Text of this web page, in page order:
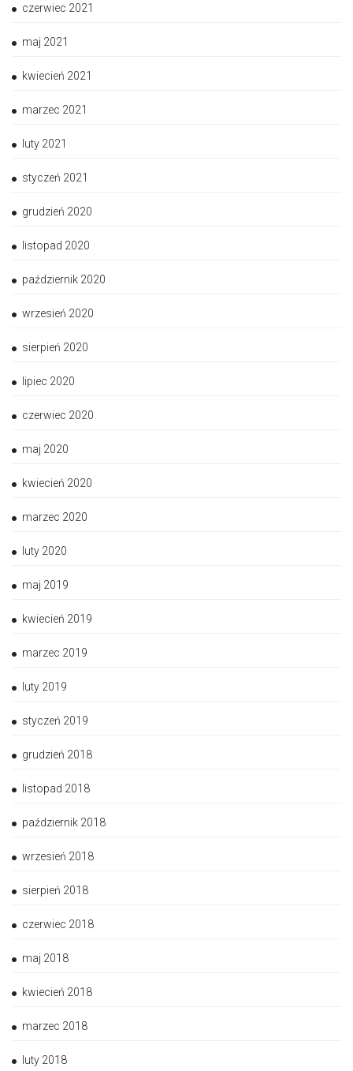
czerwiec 2021
maj 2021
kwiecień 2021
marzec 2021
luty 2021
styczeń 2021
grudzień 2020
listopad 2020
październik 2020
wrzesień 2020
sierpień 2020
lipiec 2020
czerwiec 2020
maj 2020
kwiecień 2020
marzec 2020
luty 2020
maj 2019
kwiecień 2019
marzec 2019
luty 2019
styczeń 2019
grudzień 2018
listopad 2018
październik 2018
wrzesień 2018
sierpień 2018
czerwiec 2018
maj 2018
kwiecień 2018
marzec 2018
luty 2018